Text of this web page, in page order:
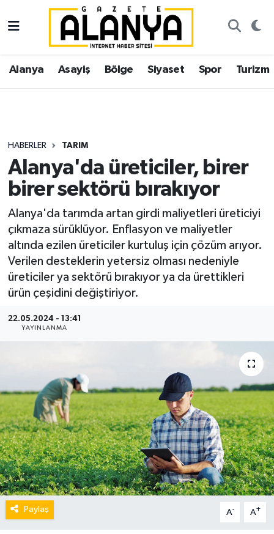
Alanya Asayiş Bölge Siyaset Spor Turizm
HABERLER TARIM
Alanya'da üreticiler, birer
birer sektörü bırakıyor
Alanya'da tarımda artan girdi maliyetleri üreticiyi
çıkmaza sürüklüyor. Enflasyon ve maliyetler
altında ezilen üreticiler kurtuluş için çözüm arıyor.
Verilen desteklerin yetersiz olması nedeniyle
üreticiler ya sektörü bırakıyor ya da ürettikleri
ürün çeşidini değiştiriyor.
22.05.2024 - 13:41
YAYINLANMA
Paylaş A- A+
Alanya
Asayiş
Siyaset
Spor
Ekonomi
Gazipaşa
İstanbul Nöbetçi Eczaneler
İstanbul Hava Durumu
Süper Lig Puan Durumu ve Fikstür
Tüm Manşetler
Haber Arşivi